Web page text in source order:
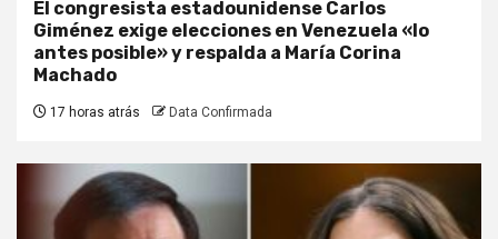
El congresista estadounidense Carlos
Giménez exige elecciones en Venezuela «lo
antes posible» y respalda a María Corina
Machado
17 horas atrás Data Confirmada